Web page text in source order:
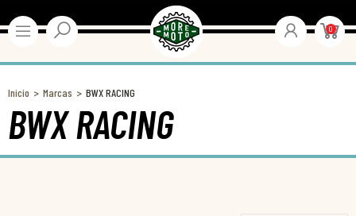
0
Inicio Marcas BWX RACING
BWX RACING